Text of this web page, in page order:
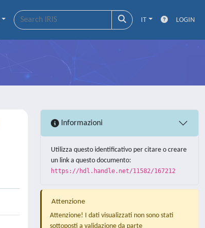
IT LOGIN
Informazioni
Utilizza questo identificativo per citare o creare
un link a questo documento:
https://hdl.handle.net/11582/167212
Attenzione
Attenzione! I dati visualizzati non sono stati
sottoposti a validazione da parte